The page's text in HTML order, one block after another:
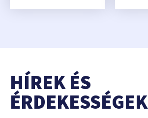
HÍREK ÉS
ÉRDEKESSÉGEK